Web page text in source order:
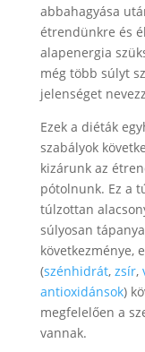
abbahagyása
étrendünkre és
alapenergia
még több súlyt
jelenséget
Ezek a diéták
szabályok
kizárunk az
pótolnunk. Ez a
túlzottan
súlyosan
következménye,
(szénhidrát, zsír,
antioxidánsok)
megfelelően a
vannak.